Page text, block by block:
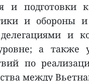
и подготовки
и обороны
и
а также
по
между